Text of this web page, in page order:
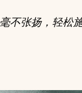
不张扬，轻松